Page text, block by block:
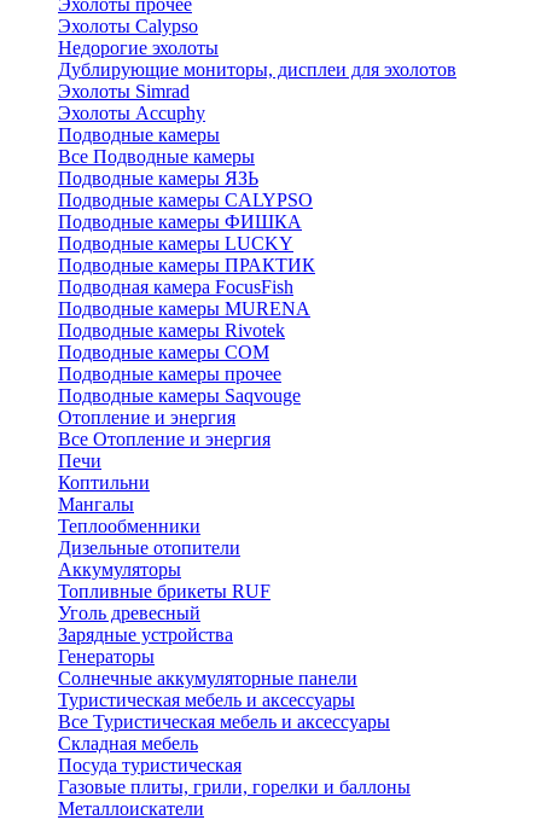
Эхолоты прочее
Эхолоты Calypso
Недорогие эхолоты
Дублирующие мониторы, дисплеи для эхолотов
Эхолоты Simrad
Эхолоты Accuphy
Подводные камеры
Все Подводные камеры
Подводные камеры ЯЗЬ
Подводные камеры CALYPSO
Подводные камеры ФИШКА
Подводные камеры LUCKY
Подводные камеры ПРАКТИК
Подводная камера FocusFish
Подводные камеры MURENA
Подводные камеры Rivotek
Подводные камеры СОМ
Подводные камеры прочее
Подводные камеры Saqvouge
Отопление и энергия
Все Отопление и энергия
Печи
Коптильни
Мангалы
Теплообменники
Дизельные отопители
Аккумуляторы
Топливные брикеты RUF
Уголь древесный
Зарядные устройства
Генераторы
Солнечные аккумуляторные панели
Туристическая мебель и аксессуары
Все Туристическая мебель и аксессуары
Складная мебель
Посуда туристическая
Газовые плиты, грили, горелки и баллоны
Металлоискатели